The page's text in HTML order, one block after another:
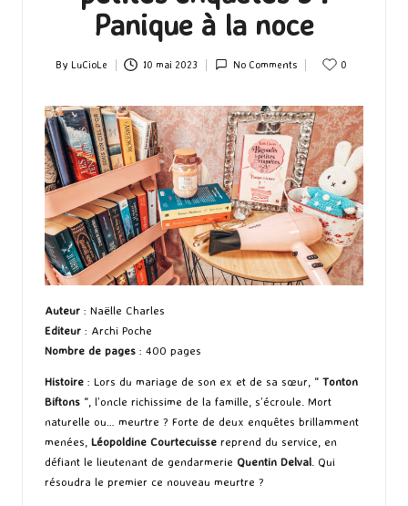
Panique à la noce
Posted
By LuCioLe 10 mai 2023 No Comments 0
Auteur : Naëlle Charles
Editeur : Archi Poche
Nombre de pages : 400 pages
Histoire : Lors du mariage de son ex et de sa sœur, “ Tonton
Biftons “, l’oncle richissime de la famille, s’écroule. Mort
naturelle ou… meurtre ? Forte de deux enquêtes brillamment
menées, Léopoldine Courtecuisse reprend du service, en
défiant le lieutenant de gendarmerie Quentin Delval. Qui
résoudra le premier ce nouveau meurtre ?